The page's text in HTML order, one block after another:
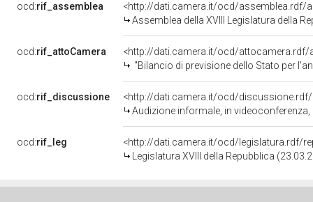
ocd:rif_assemblea
<http://dati.camera.it/ocd/assemblea.rdf/
Assemblea della XVIII Legislatura della
ocd:rif_attoCamera
<http://dati.camera.it/ocd/attocamera.rdf/
"Bilancio di previsione dello Stato per
ocd:rif_discussione
<http://dati.camera.it/ocd/discussione.rdf/
Audizione informale, in videoconferenza, di rappresentanti di Confprofessioni, nell'ambito dell'attività
ocd:rif_leg
<http://dati.camera.it/ocd/legislatura.rdf/
Legislatura XVIII della Repubblica